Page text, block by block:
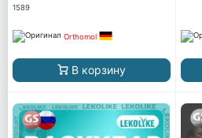
1589
Orthomol
В корзину